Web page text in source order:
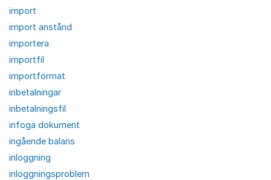
import
import anstånd
importera
importfil
importformat
inbetalningar
inbetalningsfil
infoga dokument
ingående balans
inloggning
inloggningsproblem